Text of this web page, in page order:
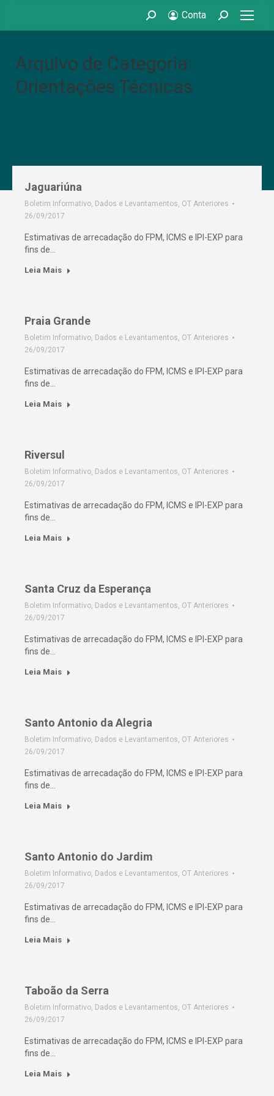
Search: Conta Search:
Arquivo de Categoria:
Orientações Técnicas
Jaguariúna
Boletim Informativo, Dados e Levantamentos, OT Anteriores
26/09/2017
Estimativas de arrecadação do FPM, ICMS e IPI-EXP para
fins de…
Leia Mais
Praia Grande
Boletim Informativo, Dados e Levantamentos, OT Anteriores
26/09/2017
Estimativas de arrecadação do FPM, ICMS e IPI-EXP para
fins de…
Leia Mais
Riversul
Boletim Informativo, Dados e Levantamentos, OT Anteriores
26/09/2017
Estimativas de arrecadação do FPM, ICMS e IPI-EXP para
fins de…
Leia Mais
Santa Cruz da Esperança
Boletim Informativo, Dados e Levantamentos, OT Anteriores
26/09/2017
Estimativas de arrecadação do FPM, ICMS e IPI-EXP para
fins de…
Leia Mais
Santo Antonio da Alegria
Boletim Informativo, Dados e Levantamentos, OT Anteriores
26/09/2017
Estimativas de arrecadação do FPM, ICMS e IPI-EXP para
fins de…
Leia Mais
Santo Antonio do Jardim
Boletim Informativo, Dados e Levantamentos, OT Anteriores
26/09/2017
Estimativas de arrecadação do FPM, ICMS e IPI-EXP para
fins de…
Leia Mais
Taboão da Serra
Boletim Informativo, Dados e Levantamentos, OT Anteriores
26/09/2017
Estimativas de arrecadação do FPM, ICMS e IPI-EXP para
fins de…
Leia Mais